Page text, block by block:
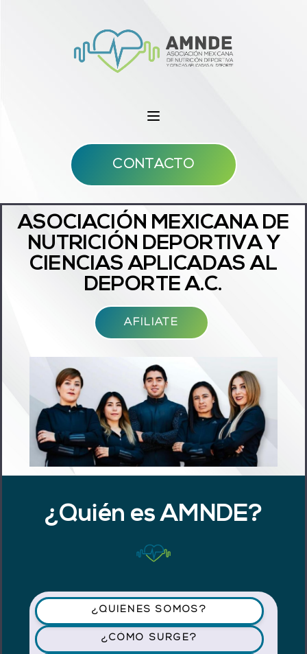
CONTACTO
ASOCIACIÓN MEXICANA DE
NUTRICIÓN DEPORTIVA Y
CIENCIAS APLICADAS AL
DEPORTE A.C.
AFÍLIATE
¿Quién es AMNDE?
¿QUIÉNES SOMOS?
¿CÓMO SURGE?